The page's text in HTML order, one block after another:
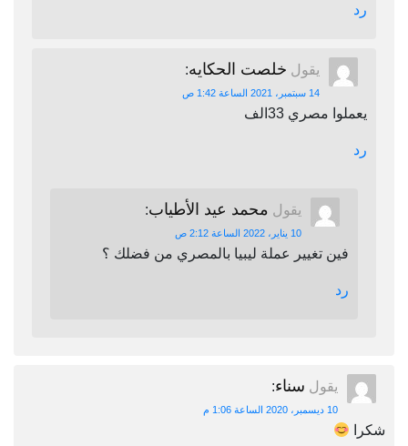
رد
يقول خلصت الحكايه:
14 سبتمبر، 2021 الساعة 1:42 ص
يعملوا مصري 33الف
رد
يقول محمد عيد الأطياب:
10 يناير، 2022 الساعة 2:12 ص
فين تغيير عملة ليبيا بالمصري من فضلك ؟
رد
يقول سناء:
10 ديسمبر، 2020 الساعة 1:06 م
شكرا